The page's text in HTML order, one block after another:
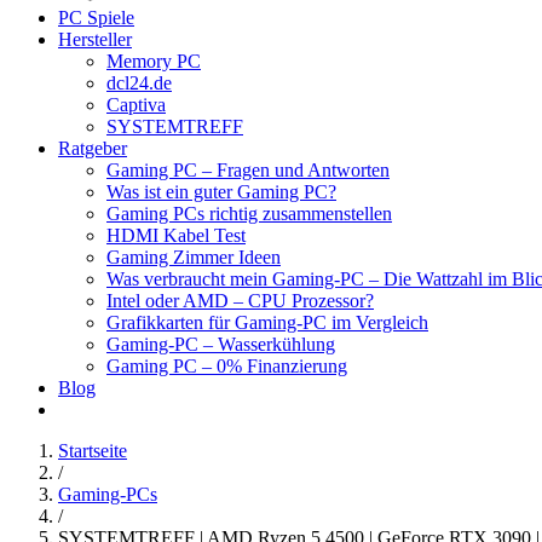
PC Spiele
Hersteller
Memory PC
dcl24.de
Captiva
SYSTEMTREFF
Ratgeber
Gaming PC – Fragen und Antworten
Was ist ein guter Gaming PC?
Gaming PCs richtig zusammenstellen
HDMI Kabel Test
Gaming Zimmer Ideen
Was verbraucht mein Gaming-PC – Die Wattzahl im
Intel oder AMD – CPU Prozessor?
Grafikkarten für Gaming-PC im Vergleich
Gaming-PC – Wasserkühlung
Gaming PC – 0% Finanzierung
Blog
Startseite
/
Gaming-PCs
/
SYSTEMTREFF | AMD Ryzen 5 4500 | GeForce RTX 3090